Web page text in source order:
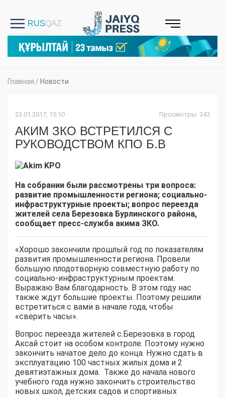
Главная / Новости
23.01.2017, 15:10 Просмотры: 343
АКИМ ЗКО ВСТРЕТИЛСЯ С
РУКОВОДСТВОМ КПО Б.В
На собрании были рассмотрены три вопроса:
развитие промышленности региона; социально-
инфраструктурные проекты; вопрос переезда
жителей села Березовка Бурлинского района,
сообщает пресс-служба акима ЗКО.
«Хорошо закончили прошлый год по показателям
развития промышленности региона. Провели
большую плодотворную совместную работу по
социально-инфраструктурным проектам.
Выражаю Вам благодарность. В этом году нас
также ждут большие проекты. Поэтому решили
встретиться с вами в начале года, чтобы
«сверить часы».
Вопрос переезда жителей с.Березовка в город
Аксай стоит на особом контроле. Поэтому нужно
закончить начатое дело до конца. Нужно сдать в
эксплуатацию 100 частных жилых дома и 2
девятиэтажных дома. Также до начала нового
учебного года нужно закончить строительство
новых школ, детских садов и спортивных